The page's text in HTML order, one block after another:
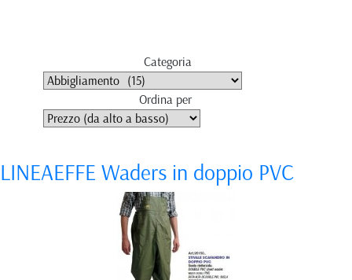
Categoria
Ordina per
LINEAEFFE Waders in doppio PVC